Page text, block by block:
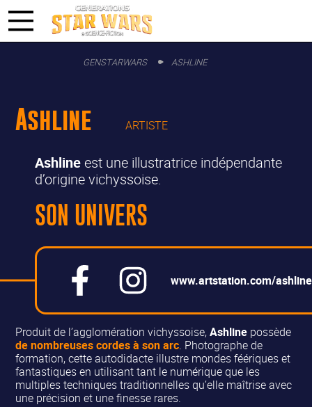
GENSTARWARS ASHLINE
Ashline ARTISTE
Ashlineest une illustratrice indépendante
d’origine vichyssoise.
SON UNIVERS
www.artstation.com/ashline
Produit de l’agglomération vichyssoise,Ashline possède
de nombreuses cordes à son arc. Photographe de
formation, cette autodidacte illustre mondes féériques et
fantastiques en utilisant tant le numérique que les
multiples techniques traditionnelles qu’elle maîtrise avec
une précision et une finesse rares.